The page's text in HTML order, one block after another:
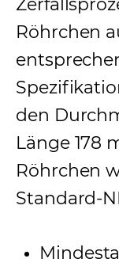
Röhrchen
den
Länge 178
Röhrchen
Standard-